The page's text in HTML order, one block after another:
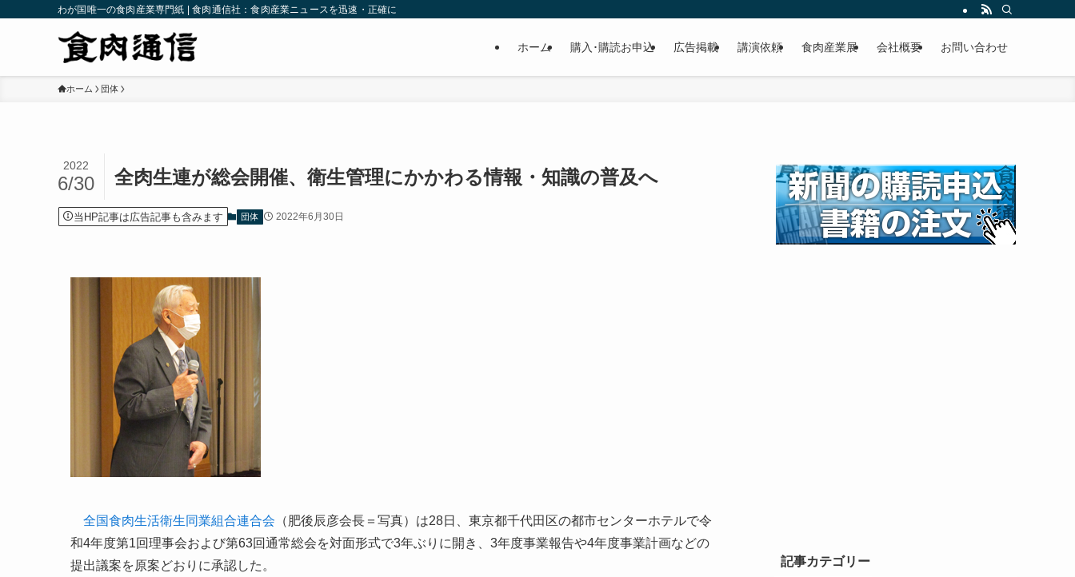
わが国唯一の食肉産業専門紙 | 食肉通信社：食肉産業ニュースを迅速・正確に
ホーム 購入･購読お申込 広告掲載 講演依頼 食肉産業展 会社概要 お問い合わせ
ホーム 団体
全肉生連が総会開催、衛生管理にかかわる情報・知識の普及へ
2022
6/30
当HP記事は広告記事も含みます 団体 2022年6月30日
全国食肉生活衛生同業組合連合会 （肥後辰彦会長＝写真）は28日、東京都千代田区の都市センターホテルで令
和4年度第1回理事会および第63回通常総会を対面形式で3年ぶりに開き、3年度事業報告や4年度事業計画などの
提出議案を原案どおりに承認した。
記事カテゴリー